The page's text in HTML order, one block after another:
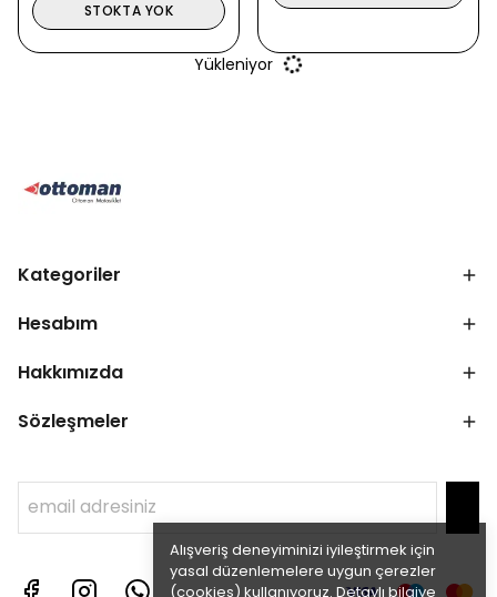
Alışveriş deneyiminizi iyileştirmek için
yasal düzenlemelere uygun çerezler
(cookies) kullanıyoruz. Detaylı bilgiye
STOKTA YOK
Yükleniyor
Kategoriler
Hesabım
Hakkımızda
Sözleşmeler